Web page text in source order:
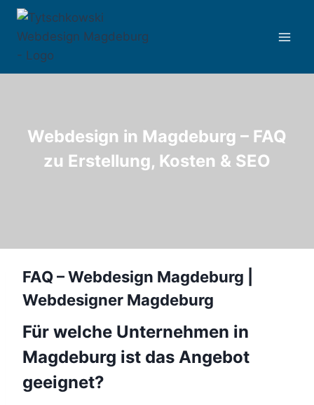
Zum
Webdesign in Magdeburg – FAQ
zu Erstellung, Kosten & SEO
FAQ – Webdesign Magdeburg |
Webdesigner Magdeburg
Für welche Unternehmen in
Magdeburg ist das Angebot
geeignet?